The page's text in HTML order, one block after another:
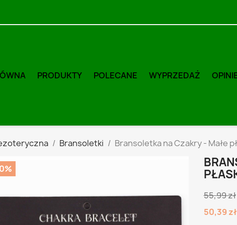
PRODUKTY POLECANE WYPRZEDAŻ
Bransoletki Bransoletka na Czakry - Małe
55,99 zł
50,39 zł